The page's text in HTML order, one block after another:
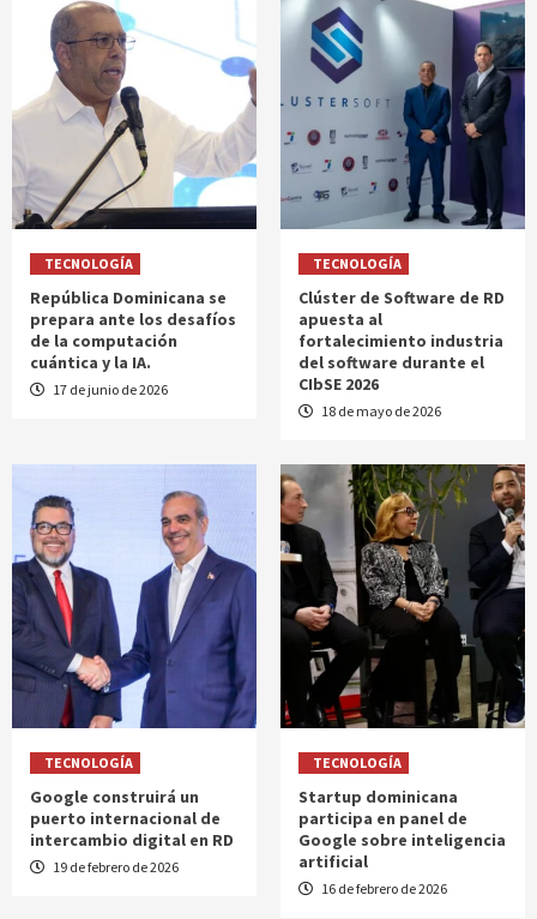
TECNOLOGÍA
República Dominicana se
prepara ante los desafíos
de la computación
cuántica y la IA.
17 de junio de 2026
TECNOLOGÍA
Clúster de Software de RD
apuesta al
fortalecimiento industria
del software durante el
CIbSE 2026
18 de mayo de 2026
TECNOLOGÍA
Google construirá un
puerto internacional de
intercambio digital en RD
19 de febrero de 2026
TECNOLOGÍA
Startup dominicana
participa en panel de
Google sobre inteligencia
artificial
16 de febrero de 2026